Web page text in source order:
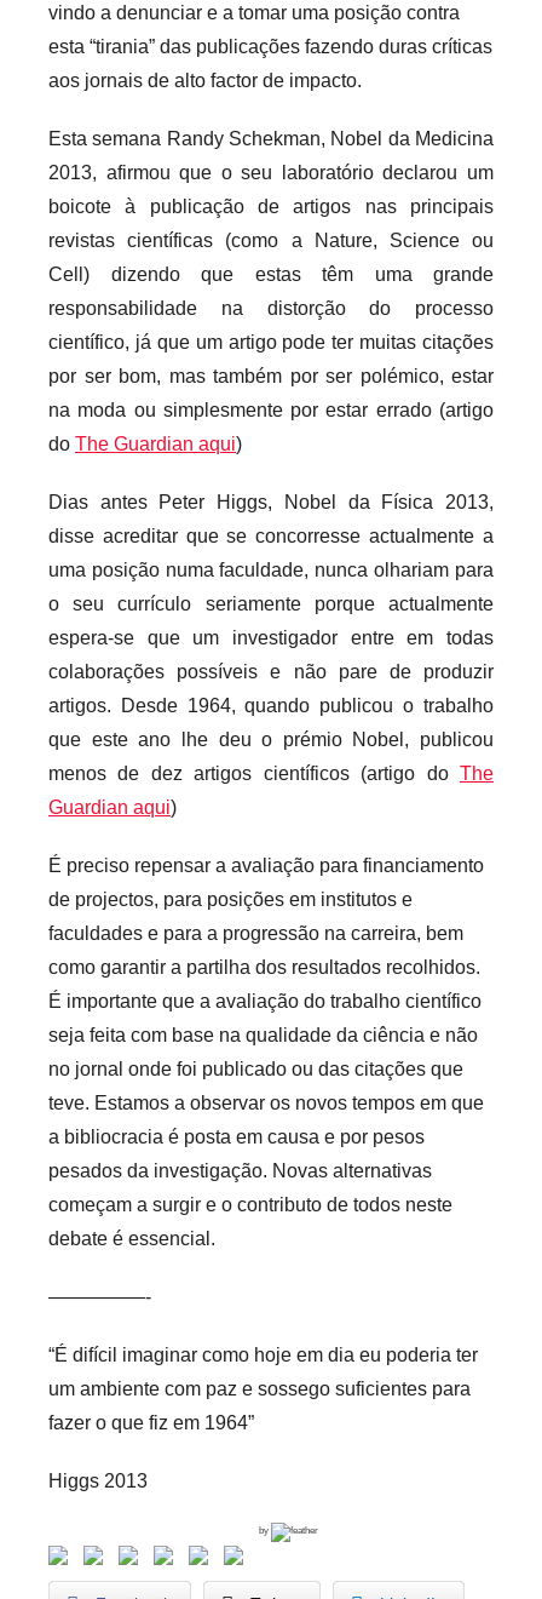
vindo a denunciar e a tomar uma posição contra
esta “tirania” das publicações fazendo duras críticas
aos jornais de alto factor de impacto.
Esta semana Randy Schekman, Nobel da Medicina
2013, afirmou que o seu laboratório declarou um
boicote à publicação de artigos nas principais
revistas científicas (como a Nature, Science ou
Cell) dizendo que estas têm uma grande
responsabilidade na distorção do processo
científico, já que um artigo pode ter muitas citações
por ser bom, mas também por ser polémico, estar
na moda ou simplesmente por estar errado (artigo
do The Guardian aqui)
Dias antes Peter Higgs, Nobel da Física 2013,
disse acreditar que se concorresse actualmente a
uma posição numa faculdade, nunca olhariam para
o seu currículo seriamente porque actualmente
espera-se que um investigador entre em todas
colaborações possíveis e não pare de produzir
artigos. Desde 1964, quando publicou o trabalho
que este ano lhe deu o prémio Nobel, publicou
menos de dez artigos científicos (artigo do The
Guardian aqui)
É preciso repensar a avaliação para financiamento
de projectos, para posições em institutos e
faculdades e para a progressão na carreira, bem
como garantir a partilha dos resultados recolhidos.
É importante que a avaliação do trabalho científico
seja feita com base na qualidade da ciência e não
no jornal onde foi publicado ou das citações que
teve. Estamos a observar os novos tempos em que
a bibliocracia é posta em causa e por pesos
pesados da investigação. Novas alternativas
começam a surgir e o contributo de todos neste
debate é essencial.
—————-
“É difícil imaginar como hoje em dia eu poderia ter
um ambiente com paz e sossego suficientes para
fazer o que fiz em 1964”
Higgs 2013
by